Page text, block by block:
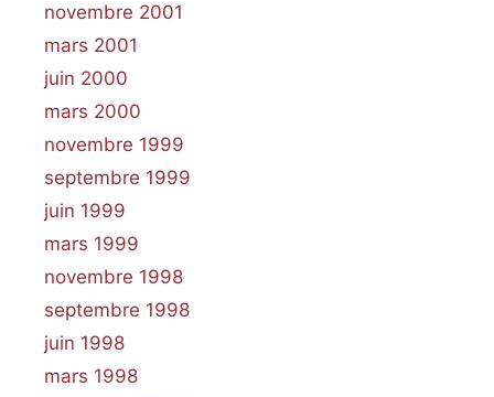
novembre 2001
mars 2001
juin 2000
mars 2000
novembre 1999
septembre 1999
juin 1999
mars 1999
novembre 1998
septembre 1998
juin 1998
mars 1998